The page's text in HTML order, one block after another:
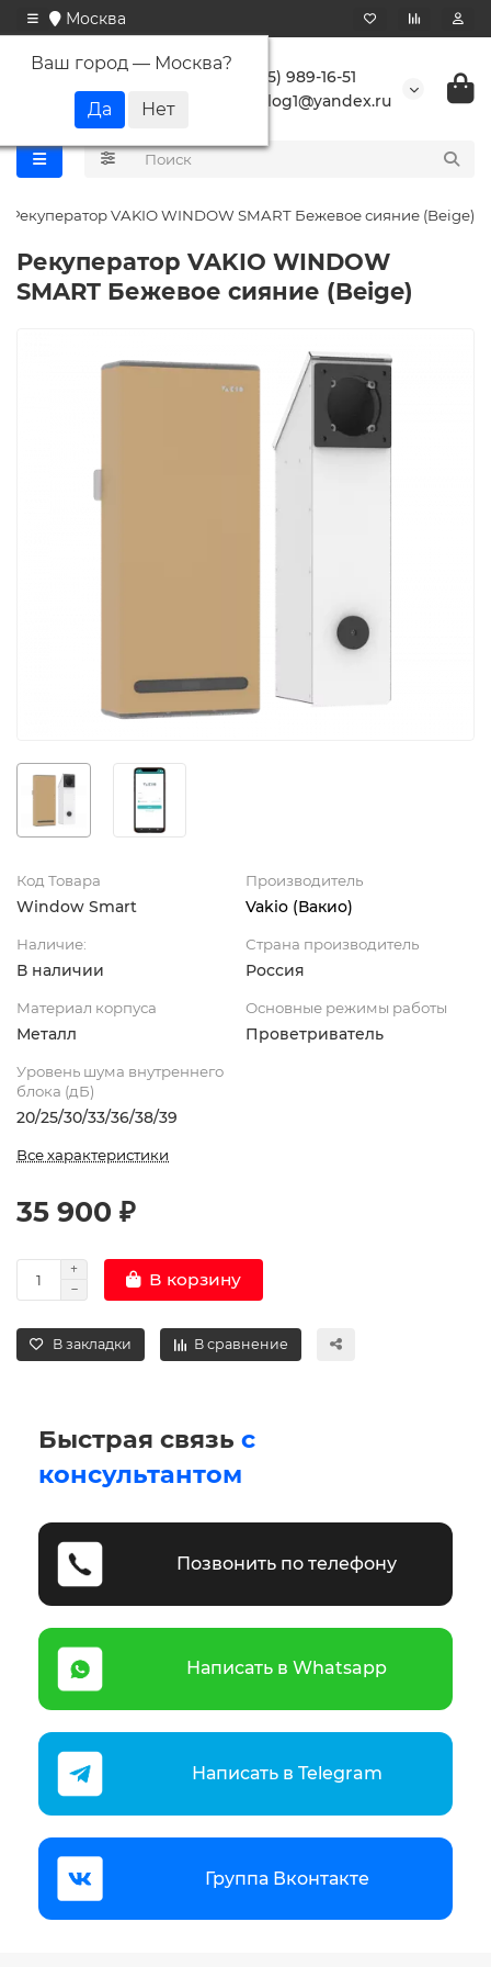
Москва
Ваш город — Москва?
+7 (495) 989-16-51
buranlog1@yandex.ru
Рекуператор VAKIO WINDOW SMART Бежевое сияние (Beige)
Рекуператор VAKIO WINDOW
SMART Бежевое сияние (Beige)
Код Товара
Window Smart
Производитель
Vakio (Вакио)
Наличие:
В наличии
Страна производитель
Россия
Материал корпуса
Металл
Основные режимы работы
Проветриватель
Уровень шума внутреннего
блока (дБ)
20/25/30/33/36/38/39
Все характеристики
35 900 ₽
В корзину
В закладки В сравнение
Быстрая связь с
консультантом
Позвонить по телефону
Написать в Whatsapp
Написать в Telegram
Группа Вконтакте